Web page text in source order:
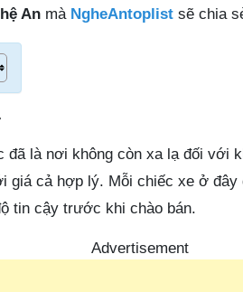
An mà NgheAntoplist sẽ chia
đã là nơi không còn xa lạ đối với
giá cả hợp lý. Mỗi chiếc xe ở
tin cậy trước khi chào bán.
Advertisement